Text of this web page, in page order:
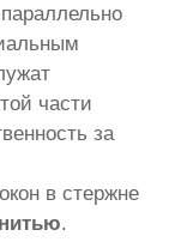
части
за
в стержне
.